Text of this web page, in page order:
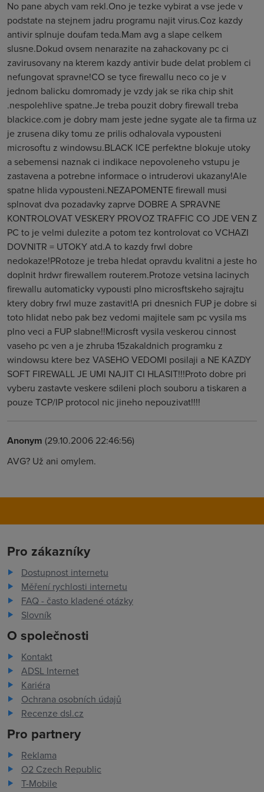
No pane abych vam rekl.Ono je tezke vybirat a vse jede v
podstate na stejnem jadru programu najit virus.Coz kazdy
antivir splnuje doufam teda.Mam avg a slape celkem
slusne.Dokud ovsem nenarazite na zahackovany pc ci
zavirusovany na kterem kazdy antivir bude delat problem ci
nefungovat spravne!CO se tyce firewallu neco co je v
jednom balicku domromady je vzdy jak se rika chip shit
.nespolehlive spatne.Je treba pouzit dobry firewall treba
blackice.com je dobry mam jeste jedne sygate ale ta firma uz
je zrusena diky tomu ze prilis odhalovala vypousteni
microsoftu z windowsu.BLACK ICE perfektne blokuje utoky
a sebemensi naznak ci indikace nepovoleneho vstupu je
zastavena a potrebne informace o intruderovi ukazany!Ale
spatne hlida vypousteni.NEZAPOMENTE firewall musi
splnovat dva pozadavky zaprve DOBRE A SPRAVNE
KONTROLOVAT VESKERY PROVOZ TRAFFIC CO JDE VEN Z
PC to je velmi dulezite a potom tez kontrolovat co VCHAZI
DOVNITR = UTOKY atd.A to kazdy frwl dobre
nedokaze!PRotoze je treba hledat opravdu kvalitni a jeste ho
doplnit hrdwr firewallem routerem.Protoze vetsina lacinych
firewallu automaticky vypousti plno microsftskeho sajrajtu
ktery dobry frwl muze zastavit!A pri dnesnich FUP je dobre si
toto hlidat nebo pak bez vedomi majitele sam pc vysila ms
plno veci a FUP slabne!!Microsft vysila veskerou cinnost
vaseho pc ven a je zhruba 15zakaldnich programku z
windowsu ktere bez VASEHO VEDOMI posilaji a NE KAZDY
SOFT FIREWALL JE UMI NAJIT CI HLASIT!!!Proto dobre pri
vyberu zastavte veskere sdileni ploch souboru a tiskaren a
pouze TCP/IP protocol nic jineho nepouzivat!!!!
Anonym (29.10.2006 22:46:56)
AVG? Už ani omylem.
Pro zákazníky
Dostupnost internetu
Měření rychlosti internetu
FAQ - často kladené otázky
Slovník
O společnosti
Kontakt
ADSL Internet
Kariéra
Ochrana osobních údajů
Recenze dsl.cz
Pro partnery
Reklama
O2 Czech Republic
T-Mobile